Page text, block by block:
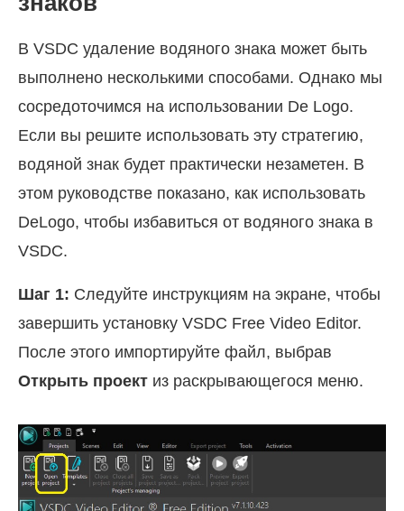
В VSDC удаление водяного знака может быть
выполнено несколькими способами. Однако мы
сосредоточимся на использовании De Logo.
Если вы решите использовать эту стратегию,
водяной знак будет практически незаметен. В
этом руководстве показано, как использовать
DeLogo, чтобы избавиться от водяного знака в
VSDC.
Шаг 1: Следуйте инструкциям на экране, чтобы
завершить установку VSDC Free Video Editor.
После этого импортируйте файл, выбрав
Открыть проект из раскрывающегося меню.